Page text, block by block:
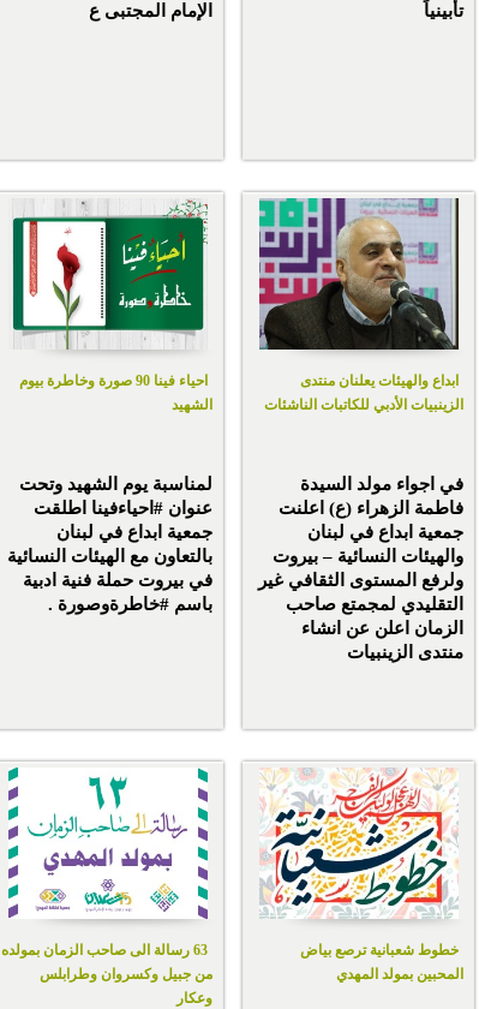
تأبينياً
الإمام المجتبى ع
ابداع والهيئات يعلنان منتدى
الزينبيات الأدبي للكاتبات الناشئات
في اجواء مولد السيدة
فاطمة الزهراء (ع) اعلنت
جمعية ابداع في لبنان
والهيئات النسائية – بيروت
ولرفع المستوى الثقافي غير
التقليدي لمجمتع صاحب
الزمان اعلن عن انشاء
منتدى الزينبيات
احياء فينا 90 صورة وخاطرة بيوم
الشهيد
لمناسبة يوم الشهيد وتحت
عنوان #احياءفينا اطلقت
جمعية ابداع في لبنان
بالتعاون مع الهيئات النسائية
في بيروت حملة فنية ادبية
باسم #خاطرةوصورة .
خطوط شعبانية ترصع بياض
المحبين بمولد المهدي
63 رسالة الى صاحب الزمان بمولده
من جبيل وكسروان وطرابلس
وعكار‏